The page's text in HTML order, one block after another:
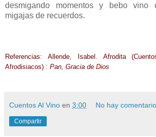
desmigando momentos y bebo vino
migajas de recuerdos.
Referencias: Allende, Isabel. Afrodita
Afrodisiacos) : Pan, Gracia de Dios
Cuentos Al Vino en 3:00 No hay
Compartir